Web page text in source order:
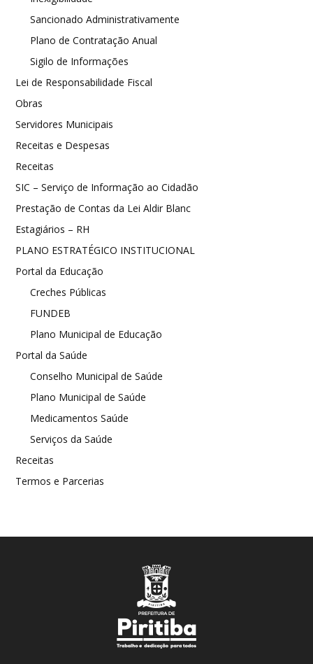
Sancionado Administrativamente
Plano de Contratação Anual
Sigilo de Informações
Lei de Responsabilidade Fiscal
Obras
Servidores Municipais
Receitas e Despesas
Receitas
SIC – Serviço de Informação ao Cidadão
Prestação de Contas da Lei Aldir Blanc
Estagiários – RH
PLANO ESTRATÉGICO INSTITUCIONAL
Portal da Educação
Creches Públicas
FUNDEB
Plano Municipal de Educação
Portal da Saúde
Conselho Municipal de Saúde
Plano Municipal de Saúde
Medicamentos Saúde
Serviços da Saúde
Receitas
Termos e Parcerias